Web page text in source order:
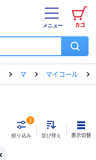
カゴ
メニュー
マ マイコール
絞り込み
1
並び替え 表示切替